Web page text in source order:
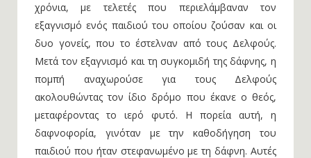
χρόνια, με τελετές που περιελάμβαναν τον
εξαγνισμό ενός παιδιού του οποίου ζούσαν και οι
δυο γονείς, που το έστελναν από τους Δελφούς.
Μετά τον εξαγνισμό και τη συγκομιδή της δάφνης, η
πομπή αναχωρούσε για τους Δελφούς
ακολουθώντας τον ίδιο δρόμο που έκανε ο θεός,
μεταφέροντας το ιερό φυτό. Η πορεία αυτή, η
δαφνοφορία, γινόταν με την καθοδήγηση του
παιδιού που ήταν στεφανωμένο με τη δάφνη. Αυτές